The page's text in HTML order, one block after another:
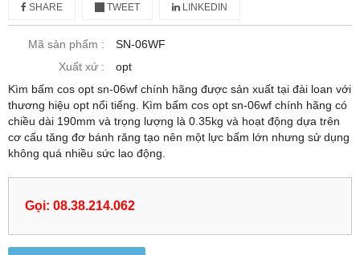
SHARE TWEET LINKEDIN
Mã sản phẩm :
SN-06WF
Xuất xứ :
opt
Kìm bấm cos opt sn-06wf chính hãng được sản xuất tại đài loan với
thương hiệu opt nổi tiếng. Kìm bấm cos opt sn-06wf chính hãng có
chiều dài 190mm và trọng lượng là 0.35kg và hoạt động dựa trên
cơ cấu tăng đơ bánh răng tạo nên một lực bấm lớn nhưng sử dụng
không quá nhiều sức lao động.
Gọi: 08.38.214.062